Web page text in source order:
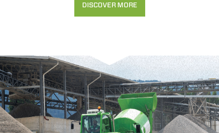
DISCOVER MORE